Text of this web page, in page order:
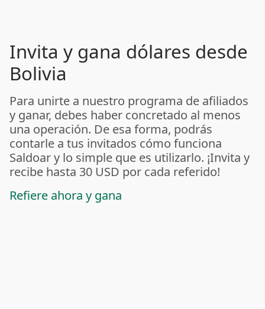
Invita y gana dólares desde
Bolivia
Para unirte a nuestro programa de afiliados
y ganar, debes haber concretado al menos
una operación. De esa forma, podrás
contarle a tus invitados cómo funciona
Saldoar y lo simple que es utilizarlo. ¡Invita y
recibe hasta 30 USD por cada referido!
Refiere ahora y gana